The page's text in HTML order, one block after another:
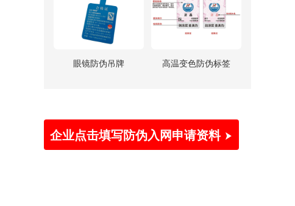
眼镜防伪吊牌 高温变色防伪标签
企业点击填写防伪入网申请资料